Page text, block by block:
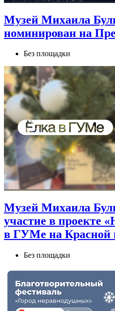
Музей Михаила
номинирован на
Без площадки
Музей Михаила
участие в проекте
в ГУМе на Красной
Без площадки